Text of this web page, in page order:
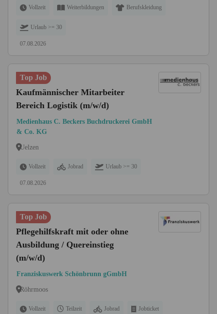
Vollzeit Weiterbildungen Berufskleidung
Urlaub >= 30
07.08.2026
Top Job
Kaufmännischer Mitarbeiter
Bereich Logistik (m/w/d)
Medienhaus C. Beckers Buchdruckerei GmbH
& Co. KG
Uelzen
Vollzeit Jobrad Urlaub >= 30
07.08.2026
Top Job
Pflegehilfskraft mit oder ohne
Ausbildung / Quereinstieg
(m/w/d)
Franziskuswerk Schönbrunn gGmbH
Röhrmoos
Vollzeit Teilzeit Jobrad Jobticket